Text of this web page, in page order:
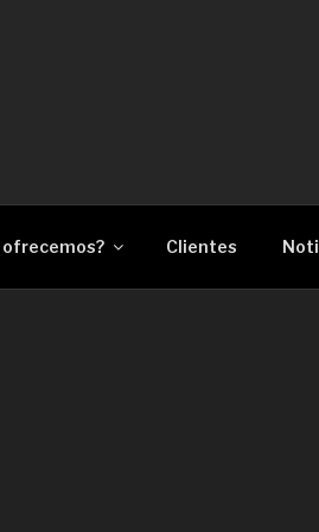
ofrecemos? Clientes